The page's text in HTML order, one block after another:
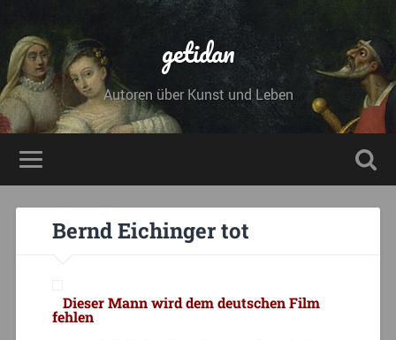
getidan
Autoren über Kunst und Leben
Bernd Eichinger tot
Dieser Mann wird dem deutschen Film
fehlen